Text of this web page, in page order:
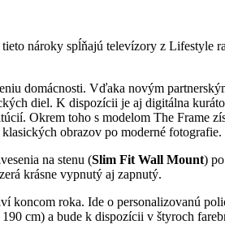
nároky spĺňajú televízory z Lifestyle
domácnosti. Vďaka novým
diel. K dispozícii je aj digitálna
Okrem toho s modelom The Frame
obrazov po moderné fotografie.
na stenu (Slim Fit Wall Mount)
krásne vypnutý aj zapnutý.
koncom roka. Ide o personalizovanú
cm) a bude k dispozícii v štyroch